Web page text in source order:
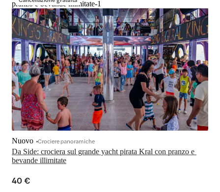
pranzo e bevande illimitate-1
Da Side: crociera sul grande yacht pirata Kral con pranzo e
bevande illimitate
Nuovo Crociere panoramiche
40 €